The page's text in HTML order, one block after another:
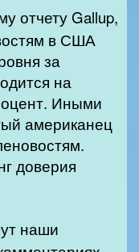
отчету Gallup,
в США
за
на
Иными
американец
доверия
наши